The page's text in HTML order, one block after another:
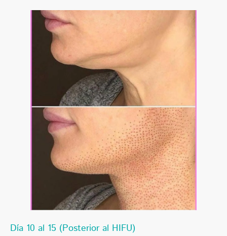
Día 10 al 15 (Posterior al HIFU)